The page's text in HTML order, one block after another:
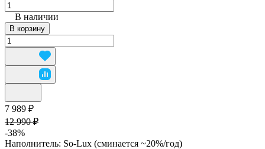
В наличии
В корзину
7 989 ₽
12 990 ₽
-38%
Наполнитель: So-Lux (cминается ~20%/год)